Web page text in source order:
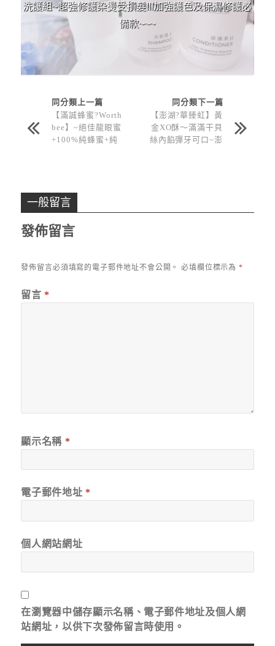
洗護組~超強修護染燙受損髮!!!加強護色及保濕修護必
備款~~~
同分類上一篇
【滿誠蜂蜜?Worth
bee】~絕佳龍眼蜜
+100%純蜂蜜+純
同分類下一篇
【澎湖?華臻虹】黃
金XO酥〜滿滿干貝
絲內餡彈牙可口~澎
一般留言
發佈留言
發佈留言必須填寫的電子郵件地址不會公開。 必填欄位標示為 *
留言 *
顯示名稱 *
電子郵件地址 *
個人網站網址
在瀏覽器中儲存顯示名稱、電子郵件地址及個人網
站網址，以供下次發佈留言時使用。